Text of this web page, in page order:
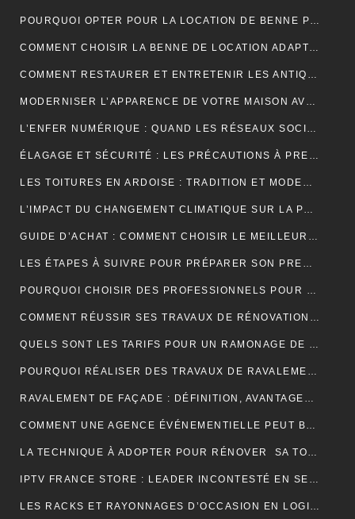
POURQUOI OPTER POUR LA LOCATION DE BENNE POUR VOS PROJETS DE CONSTRUCTION?
COMMENT CHOISIR LA BENNE DE LOCATION ADAPTÉE À VOS BESOINS?
COMMENT RESTAURER ET ENTRETENIR LES ANTIQUITÉS?
MODERNISER L’APPARENCE DE VOTRE MAISON AVEC DES PORTES DE GARAGE SECTIONNELLES (ADOPTEZ LES PORTES AMC)
L’ENFER NUMÉRIQUE : QUAND LES RÉSEAUX SOCIAUX DEVIENNENT UN CAUCHEMAR
ÉLAGAGE ET SÉCURITÉ : LES PRÉCAUTIONS À PRENDRE
LES TOITURES EN ARDOISE : TRADITION ET MODERNITÉ
L’IMPACT DU CHANGEMENT CLIMATIQUE SUR LA PRODUCTION DE VANILLE À MADAGASCAR
GUIDE D’ACHAT : COMMENT CHOISIR LE MEILLEUR SPIROMÈTRE POUR VOS BESOINS
LES ÉTAPES À SUIVRE POUR PRÉPARER SON PREMIER MARATHON
POURQUOI CHOISIR DES PROFESSIONNELS POUR VOTRE DÉMÉNAGEMENT CLICHY ?
COMMENT RÉUSSIR SES TRAVAUX DE RÉNOVATION DE COUVERTURE ?
QUELS SONT LES TARIFS POUR UN RAMONAGE DE CHEMINÉE ?
POURQUOI RÉALISER DES TRAVAUX DE RAVALEMENT DE FAÇADE ?
RAVALEMENT DE FAÇADE : DÉFINITION, AVANTAGES ET ERREURS À ÉVITER
COMMENT UNE AGENCE ÉVÉNEMENTIELLE PEUT BOOSTER L’ATTRACTIVITÉ D’UNE DESTINATION TOURISTIQUE ?
LA TECHNIQUE À ADOPTER POUR RÉNOVER SA TOITURE EN TUILES
IPTV FRANCE STORE : LEADER INCONTESTÉ EN SERVICES IPTV DE QUALITÉ SUPÉRIEURE
LES RACKS ET RAYONNAGES D’OCCASION EN LOGISTIQUE